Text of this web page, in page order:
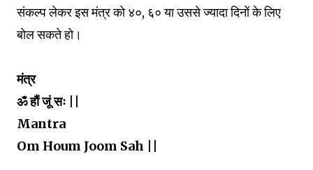
संकल्प लेकर इस मंत्र को ४०, ६० या उससे ज्यादा दिनों के लिए
बोल सकते हो।
मंत्र
ॐ हौं जूं सः ||
Mantra
Om Houm Joom Sah ||